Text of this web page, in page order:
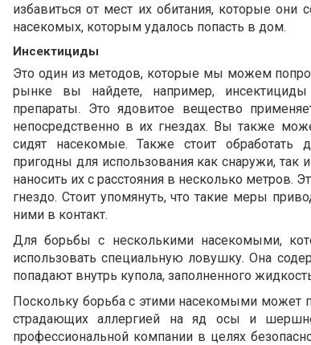
избавиться от мест их обитания, которые
насекомых, которым удалось попасть в дом.
Инсектициды
Это один из методов, которые мы можем
рынке вы найдете, например,
препараты. Это ядовитое вещество
непосредственно в их гнездах. Вы также
сидят насекомые. Также стоит
пригодны для использования как снаружи,
наносить их с расстояния в несколько метров.
гнездо. Стоит упомянуть, что такие меры
ними в контакт.
Для борьбы с несколькими насекомыми,
использовать специальную ловушку. Она
попадают внутрь купола, заполненного
Поскольку борьба с этими насекомыми может
страдающих аллергией на яд осы и
профессиональной компании в целях